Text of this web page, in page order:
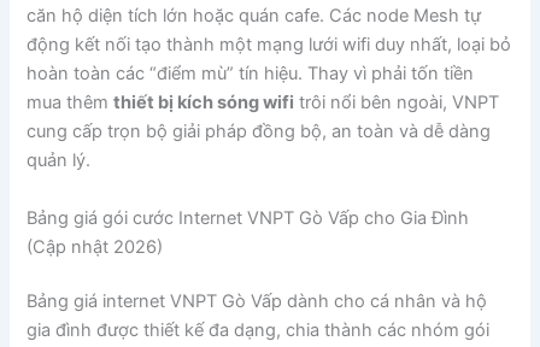
căn hộ diện tích lớn hoặc quán cafe. Các node Mesh tự
động kết nối tạo thành một mạng lưới wifi duy nhất, loại bỏ
hoàn toàn các “điểm mù” tín hiệu. Thay vì phải tốn tiền
mua thêmthiết bị kích sóng wifi trôi nổi bên ngoài, VNPT
cung cấp trọn bộ giải pháp đồng bộ, an toàn và dễ dàng
quản lý.
Bảng giá gói cước Internet VNPT Gò Vấp cho Gia Đình
(Cập nhật 2026)
Bảng giá internet VNPT Gò Vấp dành cho cá nhân và hộ
gia đình được thiết kế đa dạng, chia thành các nhóm gói